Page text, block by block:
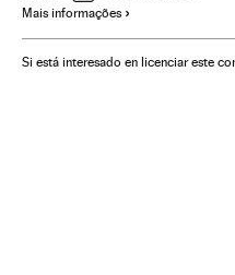
América do Sul
América Igreja católica
Mais informações
Si está interesado en licenciar este